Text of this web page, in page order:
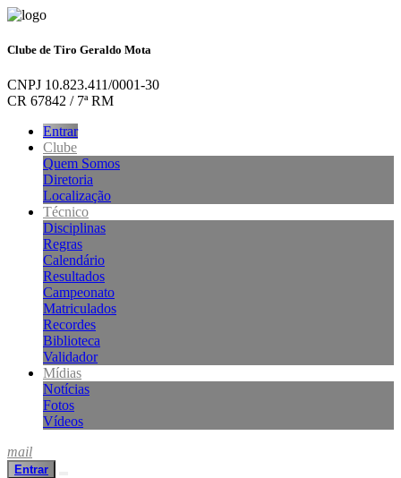
Clube de Tiro Geraldo Mota
CNPJ 10.823.411/0001-30
CR 67842 / 7ª RM
Entrar
Clube
Quem Somos
Diretoria
Localização
Técnico
Disciplinas
Regras
Calendário
Resultados
Campeonato
Matriculados
Recordes
Biblioteca
Validador
Mídias
Notícias
Fotos
Vídeos
mail
Entrar